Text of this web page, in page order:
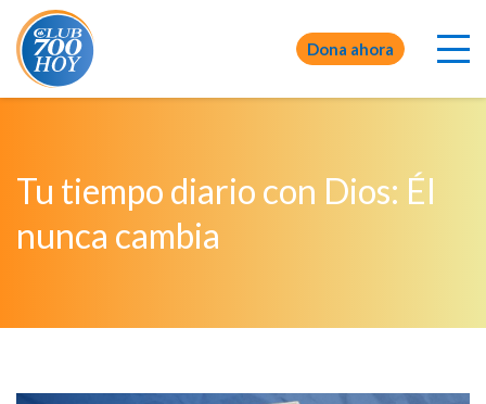
Dona ahora
Tu tiempo diario con Dios: Él
nunca cambia